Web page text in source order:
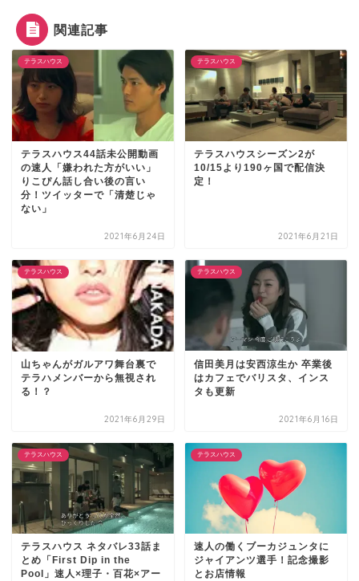
関連記事
テラスハウス
テラスハウス44話未公開動画
の速人「嫌われた方がいい」
りこぴん話し合い後の言い
分！ツイッターで「清楚じゃ
ない」
2021年6月24日
テラスハウス
テラスハウスシーズン2が
10/15より190ヶ国で配信決
定！
2021年6月21日
テラスハウス
山ちゃんがガルアワ舞台裏で
テラハメンバーから無視され
る！？
2021年6月29日
テラスハウス
信田美月は安西涼生か 卒業後
はカフェでバリスタ、インス
タも更新
2021年6月16日
テラスハウス
テラスハウス ネタバレ33話ま
とめ「First Dip in the
Pool」速人×理子・百花×アー
テラスハウス
速人の働くブーカジュンタに
ジャイアンツ選手！記念撮影
とお店情報